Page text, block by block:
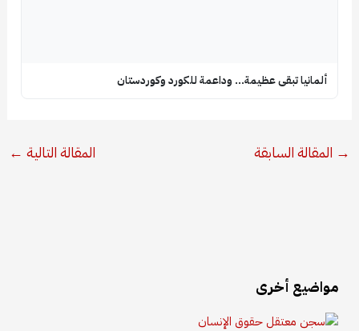
ألمانيا تبقى عظيمة… وداعمة للكورد وكوردستان
المقالة السابقة المقالة التالية←
مواضيع أخرى